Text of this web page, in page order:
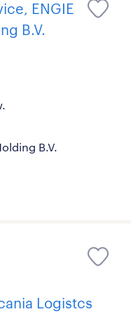
ENGIE
B.V.
B.V.
Logistcs